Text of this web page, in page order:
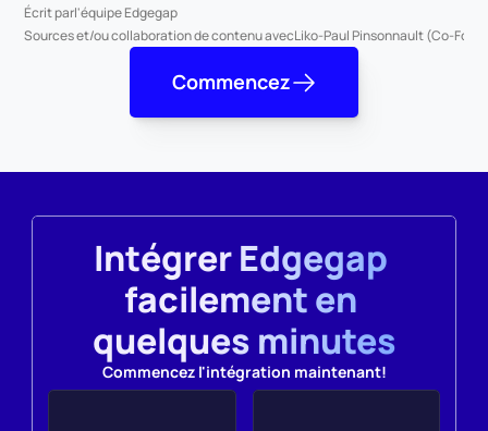
Écrit parl'équipe Edgegap
Sources et/ou collaboration de contenu avecLiko-Paul Pinsonnault (Co-
Commencez
Intégrer Edgegap
facilement en
quelques minutes
Commencez l'intégration maintenant!